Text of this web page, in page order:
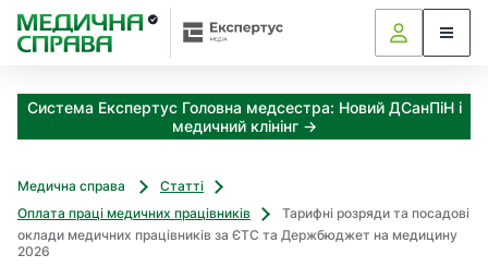
Система Експертус Головна медсестра: Новий ДСанПіН і
медичний клінінг →
Медична справа
Статті
Оплата праці медичних працівників
Тарифні розряди та посадові
оклади медичних працівників за ЄТС та Держбюджет на медицину
2026
З
а
к
з
д
и